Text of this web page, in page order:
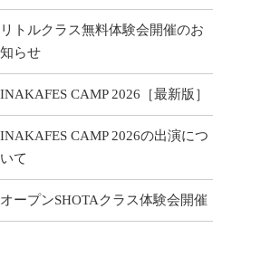
リトルクラス無料体験会開催のお
知らせ
INAKAFES CAMP 2026［最新版］
INAKAFES CAMP 2026の出演につ
いて
オープンSHOTAクラス体験会開催